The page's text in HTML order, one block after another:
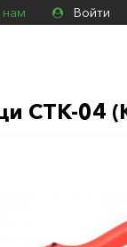
нам Войти
СТК-04